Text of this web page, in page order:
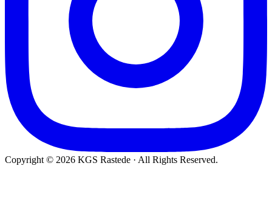
Copyright © 2026 KGS Rastede · All Rights Reserved.